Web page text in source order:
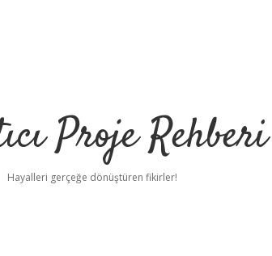
Proje Rehberi
Hayalleri gerçeğe dönüştüren fikirler!